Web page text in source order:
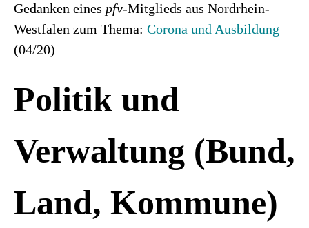
Gedanken eines pfv-Mitglieds aus Nordrhein-
Westfalen zum Thema: Corona und Ausbildung
(04/20)
Politik und
Verwaltung (Bund,
Land, Kommune)